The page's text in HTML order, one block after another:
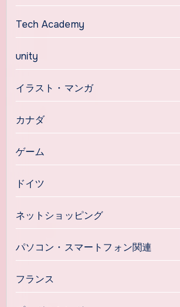
Tech Academy
unity
イラスト・マンガ
カナダ
ゲーム
ドイツ
ネットショッピング
パソコン・スマートフォン関連
フランス